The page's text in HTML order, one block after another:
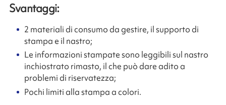
Svantaggi:
2 materiali di consumo da gestire, il supporto di
stampa e il nastro;
Le informazioni stampate sono leggibili sul nastro
inchiostrato rimasto, il che può dare adito a
problemi di riservatezza;
Pochi limiti alla stampa a colori.